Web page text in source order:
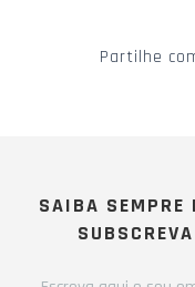
Partilhe
SAIBA SEMPRE